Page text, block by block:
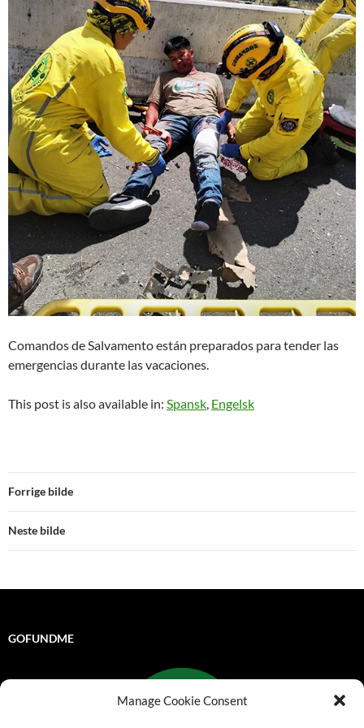
Manage Cookie Consent
Comandos de Salvamento están preparados para tender las
emergencias durante las vacaciones.
This post is also available in: Spansk Engelsk
Forrige bilde
Neste bilde
GOFUNDME